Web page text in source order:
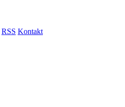
RSS Kontakt